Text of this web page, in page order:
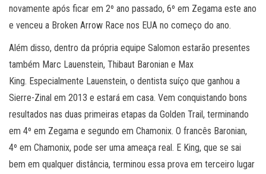
novamente após ficar em 2º ano passado, 6º em Zegama este ano
e venceu a Broken Arrow Race nos EUA no começo do ano.
Além disso, dentro da própria equipe Salomon estarão presentes
também Marc Lauenstein, Thibaut Baronian e Max
King. Especialmente Lauenstein, o dentista suíço que ganhou a
Sierre-Zinal em 2013 e estará em casa. Vem conquistando bons
resultados nas duas primeiras etapas da Golden Trail, terminando
em 4º em Zegama e segundo em Chamonix. O francês Baronian,
4º em Chamonix, pode ser uma ameaça real. E King, que se sai
bem em qualquer distância, terminou essa prova em terceiro lugar